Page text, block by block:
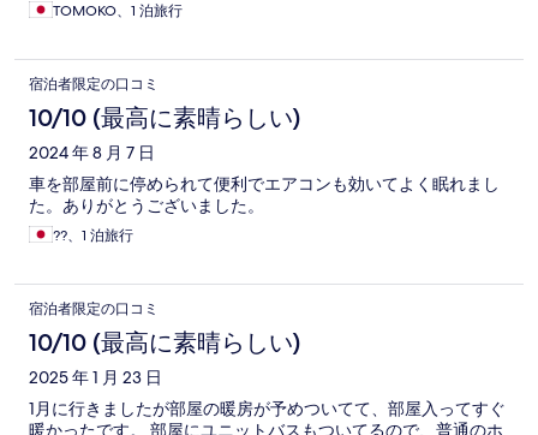
TOMOKO、1 泊旅行
宿泊者限定の口コミ
10/10 (最高に素晴らしい)
2024 年 8 月 7 日
車を部屋前に停められて便利でエアコンも効いてよく眠れまし
た。ありがとうございました。
??、1 泊旅行
宿泊者限定の口コミ
10/10 (最高に素晴らしい)
2025 年 1 月 23 日
1月に行きましたが部屋の暖房が予めついてて、部屋入ってすぐ
暖かったです。 部屋にユニットバスもついてるので、普通のホ